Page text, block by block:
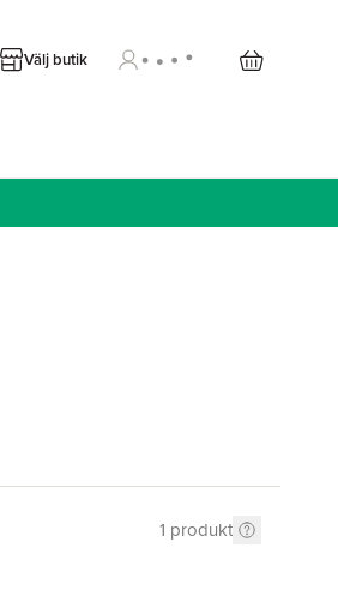
Välj butik
1 produkt